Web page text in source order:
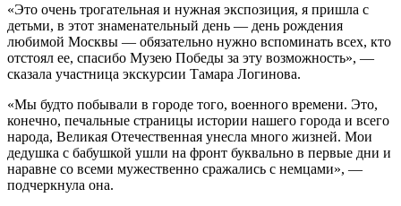
«Это очень трогательная и нужная экспозиция, я пришла с
детьми, в этот знаменательный день — день рождения
любимой Москвы — обязательно нужно вспоминать всех, кто
отстоял ее, спасибо Музею Победы за эту возможность», —
сказала участница экскурсии Тамара Логинова.
«Мы будто побывали в городе того, военного времени. Это,
конечно, печальные страницы истории нашего города и всего
народа, Великая Отечественная унесла много жизней. Мои
дедушка с бабушкой ушли на фронт буквально в первые дни и
наравне со всеми мужественно сражались с немцами», —
подчеркнула она.